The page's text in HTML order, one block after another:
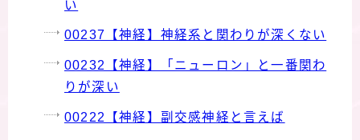
い
00237【神経】神経系と関わりが深くない
00232【神経】「ニューロン」と一番関わ
りが深い
00222【神経】副交感神経と言えば